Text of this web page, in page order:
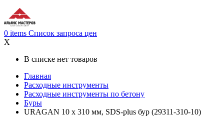
0 items Список запроса цен
X
В списке нет товаров
Главная
Расходные инструменты
Расходные инструменты по бетону
Буры
URAGAN 10 х 310 мм, SDS-plus бур (29311-310-10)